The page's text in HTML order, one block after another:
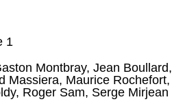
1
Montbray, Jean Boullard,
Massiera, Maurice Rochefort,
, Roger Sam, Serge Mirjean